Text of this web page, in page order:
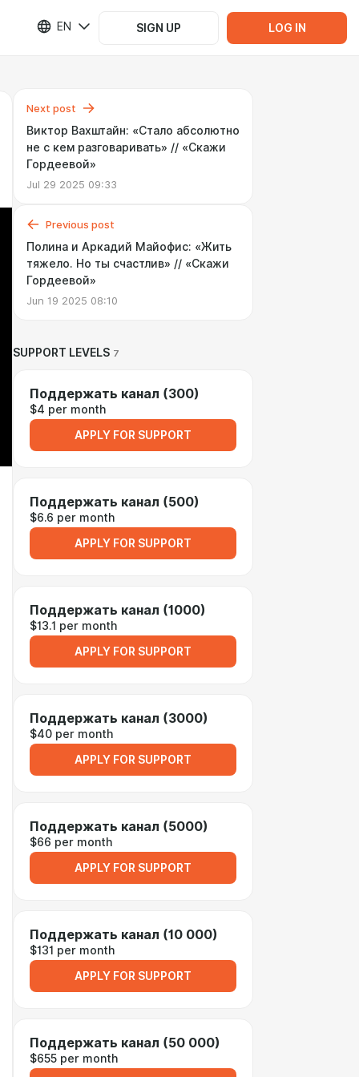
EN SIGN UP LOG IN
Next post
Виктор Вахштайн: «Стало абсолютно
не с кем разговаривать» // «Скажи
Гордеевой»
Jul 29 2025 09:33
Previous post
Полина и Аркадий Майофис: «Жить
тяжело. Но ты счастлив» // «Скажи
Гордеевой»
Jun 19 2025 08:10
SUPPORT LEVELS 7
Поддержать канал (300)
$4 per month
APPLY FOR SUPPORT
Поддержать канал (500)
$6.6 per month
APPLY FOR SUPPORT
Поддержать канал (1000)
$13.1 per month
APPLY FOR SUPPORT
Поддержать канал (3000)
$40 per month
APPLY FOR SUPPORT
Поддержать канал (5000)
$66 per month
APPLY FOR SUPPORT
Поддержать канал (10 000)
$131 per month
APPLY FOR SUPPORT
Поддержать канал (50 000)
$655 per month